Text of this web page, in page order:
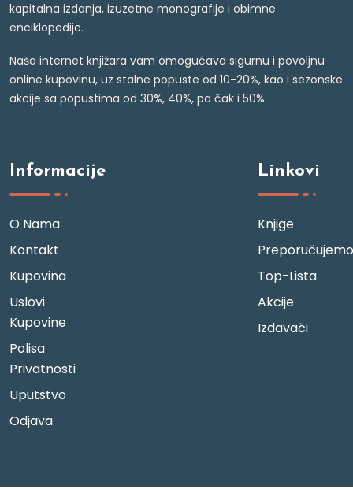
kapitalna izdanja, izuzetne monografije i obimne
enciklopedije.
Naša internet knjižara vam omogućava sigurnu i povoljnu
online kupovinu, uz stalne popuste od 10-20%, kao i sezonske
akcije sa popustima od 30%, 40%, pa čak i 50%.
Informacije
O Nama
Kontakt
Kupovina
Uslovi
Kupovine
Polisa
Privatnosti
Uputstvo
Odjava
Linkovi
Knjige
Preporučujemo
Top-Lista
Akcije
Izdavači